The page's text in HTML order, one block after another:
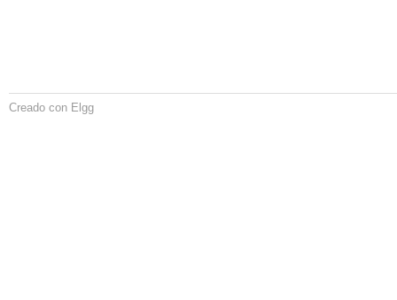
Creado con Elgg